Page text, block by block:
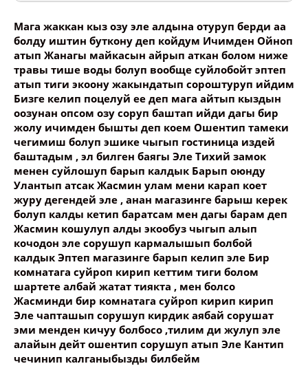
Ваше имя
Название сообщения
Опубликовать контент
Мага жаккан кыз озу эле алдына отуруп берди аа
болду иштин буткону деп койдум Ичимден Ойноп
атып Жанагы майкасын айрып аткан болом ниже
травы тише воды болуп вообще суйлобойт эптеп
атып тиги экоону жакындатып сороштуруп ийдим
Бизге келип поцелуй ее деп мага айтып кыздын
оозунан опсом озу соруп баштап ийди дагы бир
жолу ичимден бышты деп коем Ошентип тамеки
чегимиш болуп эшике чыгып гостиница издей
баштадым , эл билген баягы Эле Тихий замок
менен суйлошуп барып калдык Барып оюнду
Улантып атсак Жасмин улам мени карап коет
журу дегендей эле , анан магазинге барыш керек
болуп калды кетип баратсам мен дагы барам деп
Жасмин кошулуп алды экообуз чыгып алып
кочодон эле сорушуп кармалышып болбой
калдык Эптеп магазинге барып келип эле Бир
комнатага суйроп кирип кеттим тиги болом
шартете албай жатат тиякта , мен болсо
Жасминди бир комнатага суйроп кирип кирип
Эле чапташып сорушуп кирдик аябай сорушат
эми менден кичуу болбосо ,тилим ди жулуп эле
алайын дейт ошентип сорушуп атып Эле Кантип
чечинип калганыбызды билбейм